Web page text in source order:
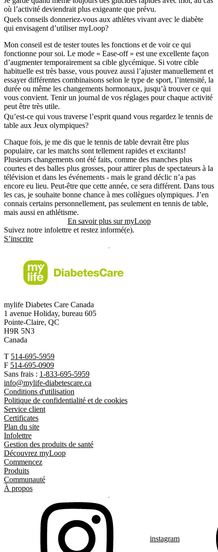
où l’activité deviendrait plus exigeante que prévu.
Quels conseils donneriez-vous aux athlètes vivant avec le diabète
qui envisagent d’utiliser myLoop?
Mon conseil est de tester toutes les fonctions et de voir ce qui
fonctionne pour soi. Le mode « Ease-off » est une excellente façon
d’augmenter temporairement sa cible glycémique. Si votre cible
habituelle est très basse, vous pouvez aussi l’ajuster manuellement et
essayer différentes combinaisons selon le type de sport, l’intensité, la
durée ou même les changements hormonaux, jusqu’à trouver ce qui
vous convient. Tenir un journal de vos réglages pour chaque activité
peut être très utile.
Qu’est-ce qui vous traverse l’esprit quand vous regardez le tennis de
table aux Jeux olympiques?
Chaque fois, je me dis que le tennis de table devrait être plus
populaire, car les matchs sont tellement rapides et excitants!
Plusieurs changements ont été faits, comme des manches plus
courtes et des balles plus grosses, pour attirer plus de spectateurs à la
télévision et dans les événements - mais le grand déclic n’a pas
encore eu lieu. Peut-être que cette année, ce sera différent. Dans tous
les cas, je souhaite bonne chance à mes collègues olympiques. J’en
connais certains personnellement, pas seulement en tennis de table,
mais aussi en athlétisme.
En savoir plus sur myLoop
Suivez notre infolettre et restez informé(e).
S’inscrire
mylife Diabetes Care Canada
1 avenue Holiday, bureau 605
Pointe-Claire, QC
H9R 5N3
Canada
T 514-695-5959
F 514-695-0909
Sans frais : 1-833-695-5959
info@mylife-diabetescare.ca
Conditions d'utilisation
Politique de confidentialité et de cookies
Service client
Certificates
Plan du site
Infolettre
Gestion des produits de santé
Découvrez myLoop
Commencez
Produits
Communauté
À propos
instagram